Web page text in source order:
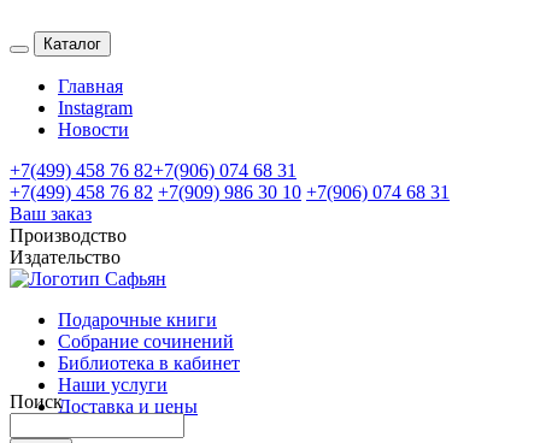
Каталог
Главная
Instagram
Новости
+7(499) 458 76 82+7(906) 074 68 31
+7(499) 458 76 82 +7(909) 986 30 10 +7(906) 074 68 31
Ваш заказ
Производство
Издательство
Подарочные книги
Собрание сочинений
Библиотека в кабинет
Наши услуги
Доставка и цены
Поиск